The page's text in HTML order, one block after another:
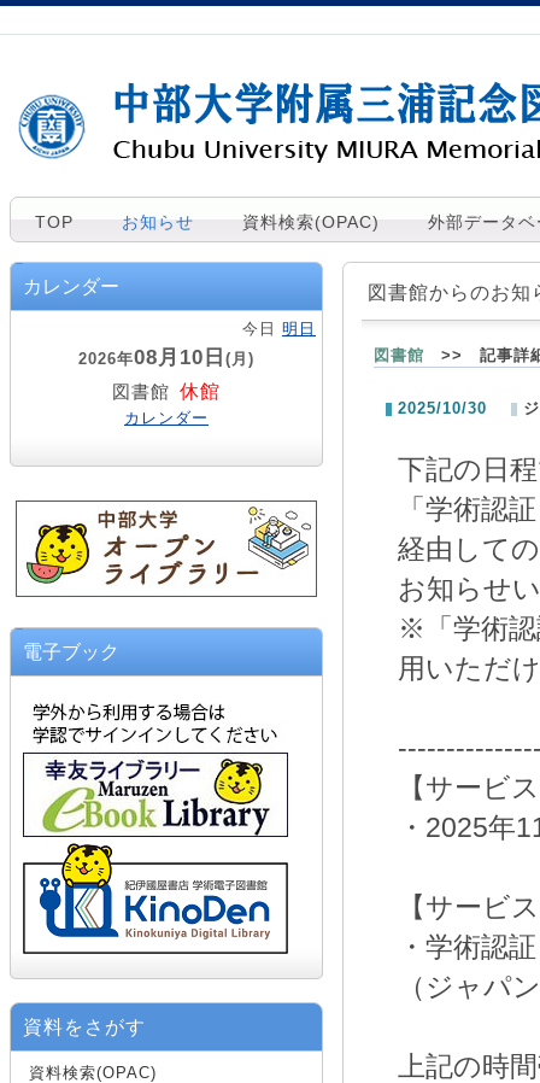
TOP お知らせ 資料検索(OPAC) 外部データベ
カレンダー
今日 明日
2026年08月10日 (月)
図書館 休館
カレンダー
電子ブック
資料をさがす
資料検索(OPAC)
図書館からのお知
図書館 >> 記事詳
2025/10/30
下記の日
「学術認
経由して
お知らせ
※「学術認
用いただ
【サービ
・2025年
【サービ
・学術認
（ジャパ
上記の時